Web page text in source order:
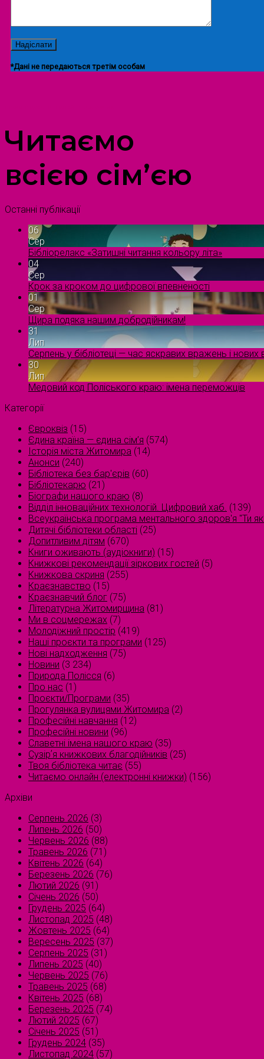
*Дані не передаються третім особам
Читаємо
всією сім’єю
Останні публікації
06
Сер
Бібліорелакс «Затишні читання кольору літа»
04
Сер
Крок за кроком до цифрової впевненості
01
Сер
Щира подяка нашим добродійникам!
31
Лип
Серпень у бібліотеці — час яскравих вражень і нових
30
Лип
Медовий код Поліського краю: імена переможців
Категорії
Євроквіз (15)
Єдина країна — єдина сім’я (574)
Історія міста Житомира (14)
Анонси (240)
Бібліотека без бар'єрів (60)
Бібліотекарю (21)
Біографи нашого краю (8)
Відділ інноваційних технологій. Цифровий хаб. (139)
Всеукраїнська програма ментального здоров'я "Ти
Дитячі бібліотеки області (25)
Допитливим дітям (670)
Книги оживають (аудіокниги) (15)
Книжкові рекомендації зіркових гостей (5)
Книжкова скриня (255)
Краєзнавство (15)
Краєзнавчий блог (75)
Літературна Житомирщина (81)
Ми в соцмережах (7)
Молодіжний простір (419)
Наші проєкти та програми (125)
Нові надходження (75)
Новини (3 234)
Природа Полісся (6)
Про нас (1)
Проєкти/Програми (35)
Прогулянка вулицями Житомира (2)
Професійні навчання (12)
Професійні новини (96)
Славетні імена нашого краю (35)
Сузірʼя книжкових благодійників (25)
Твоя бібліотека читає (55)
Читаємо онлайн (електронні книжки) (156)
Архіви
Серпень 2026 (3)
Липень 2026 (50)
Червень 2026 (88)
Травень 2026 (71)
Квітень 2026 (64)
Березень 2026 (76)
Лютий 2026 (91)
Січень 2026 (50)
Грудень 2025 (64)
Листопад 2025 (48)
Жовтень 2025 (64)
Вересень 2025 (37)
Серпень 2025 (31)
Липень 2025 (40)
Червень 2025 (76)
Травень 2025 (68)
Квітень 2025 (68)
Березень 2025 (74)
Лютий 2025 (67)
Січень 2025 (51)
Грудень 2024 (35)
Листопад 2024 (57)